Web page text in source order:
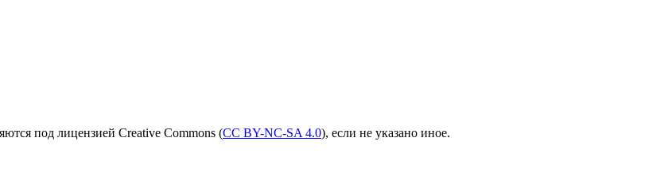
под лицензией Creative Commons (CC BY-NC-SA 4.0), если не указано иное.